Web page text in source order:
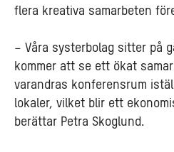
flera kreativa samarbeten
– Våra systerbolag sitter på
kommer att se ett ökat
varandras konferensrum
lokaler, vilket blir ett
berättar Petra Skoglund.